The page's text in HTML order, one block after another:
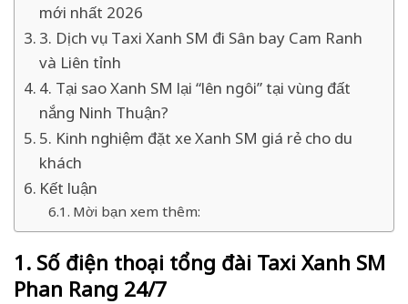
mới nhất 2026
3. Dịch vụ Taxi Xanh SM đi Sân bay Cam Ranh
và Liên tỉnh
4. Tại sao Xanh SM lại “lên ngôi” tại vùng đất
nắng Ninh Thuận?
5. Kinh nghiệm đặt xe Xanh SM giá rẻ cho du
khách
Kết luận
Mời bạn xem thêm:
1. Số điện thoại tổng đài Taxi Xanh SM
Phan Rang 24/7